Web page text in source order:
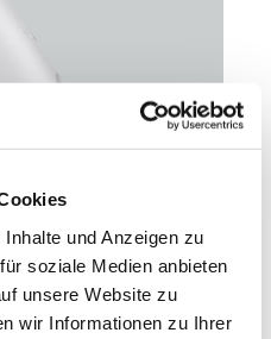
und Anzeigen zu
soziale Medien anbieten
unsere Website zu
wir Informationen zu Ihrer